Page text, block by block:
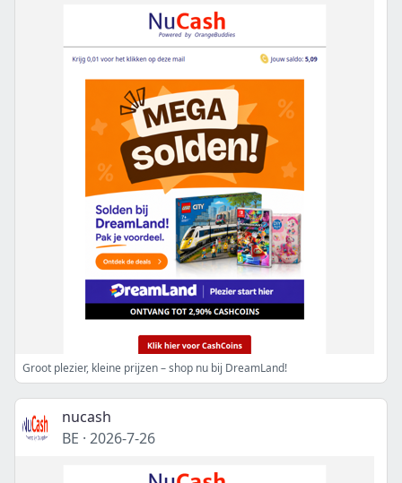
Groot plezier, kleine prijzen – shop nu bij DreamLand!
nucash
BE · 2026-7-26